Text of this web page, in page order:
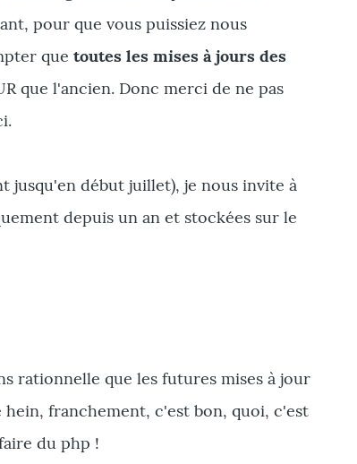
pour que vous puissiez nous
que toutes les mises à jours des
que l'ancien. Donc merci de ne pas
jusqu'en début juillet), je nous invite à
depuis un an et stockées sur le
rationnelle que les futures mises à jour
franchement, c'est bon, quoi, c'est
du php !